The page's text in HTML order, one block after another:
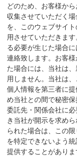
どのため、お客様か
収集させていただく
を、このウェブサイ
用させていただきま
る必要が生じた場合
連絡致します。お客
た場合には、当社は
用しません。当社は
個人情報を第三者に
め当社との間で秘密
委託先・関係会社に
き当社が開示を求め
られた場合は、この
を特定できないよう
提供することがあり